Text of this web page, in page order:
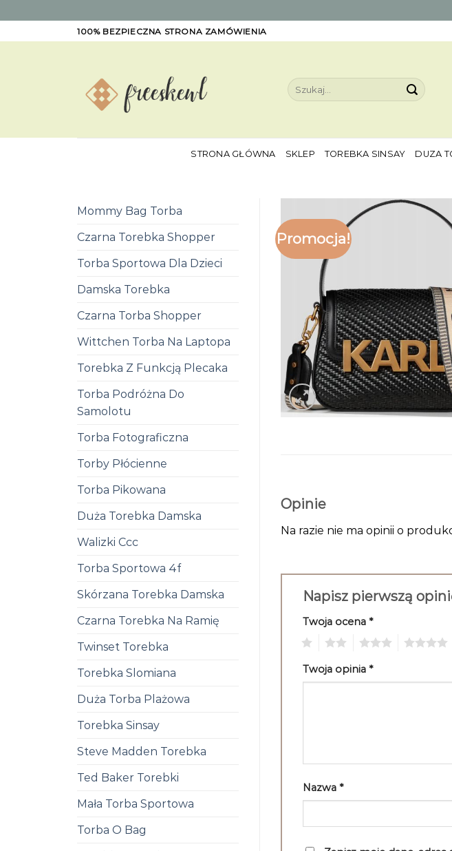
to
100% BEZPIECZNA STRONA ZAMÓWIENIA
Szukaj:
STRONA GŁÓWNA SKLEP TOREBKA SINSAY DUZA
Mommy Bag Torba
Czarna Torebka Shopper
Torba Sportowa Dla Dzieci
Damska Torebka
Czarna Torba Shopper
Wittchen Torba Na Laptopa
Torebka Z Funkcją Plecaka
Torba Podróżna Do
Samolotu
Torba Fotograficzna
Torby Płócienne
Torba Pikowana
Duża Torebka Damska
Walizki Ccc
Torba Sportowa 4f
Skórzana Torebka Damska
Czarna Torebka Na Ramię
Twinset Torebka
Torebka Slomiana
Duża Torba Plażowa
Torebka Sinsay
Steve Madden Torebka
Ted Baker Torebki
Mała Torba Sportowa
Torba O Bag
Promocja!
Opinie
Na razie nie ma opinii o
Napisz pierwszą
Twoja ocena *
Twoja opinia *
Nazwa *